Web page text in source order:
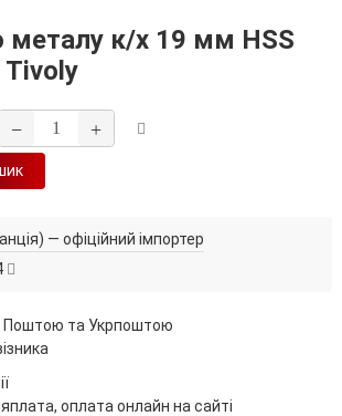
металу к/х 19 мм HSS
− +
— офіційний імпортер
та Укрпоштою
оплата онлайн на сайті